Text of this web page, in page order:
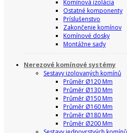
Komínová izolácia
Ostatné komponenty
Príslušenstvo
Zakončenie komínov
Komínové dosky
Montážne sady
Nerezové komínové systémy
Sestavy izolovaných komínů
Průměr Ø120 Mm
Průměr Ø130 Mm
Průměr Ø150 Mm
Průměr Ø160 Mm
Průměr Ø180 Mm
Průměr Ø200 Mm